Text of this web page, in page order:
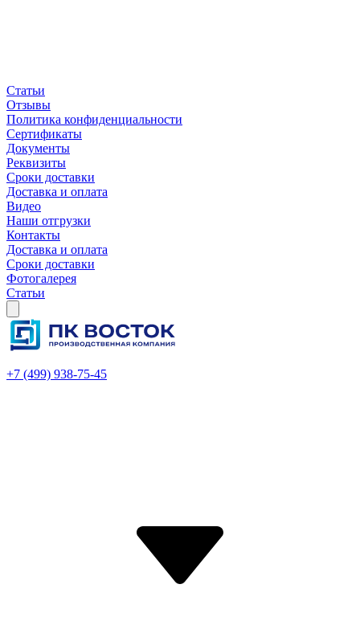
Статьи
Отзывы
Политика конфиденциальности
Сертификаты
Документы
Реквизиты
Сроки доставки
Доставка и оплата
Видео
Наши отгрузки
Контакты
Доставка и оплата
Сроки доставки
Фотогалерея
Статьи
+7 (499) 938-75-45